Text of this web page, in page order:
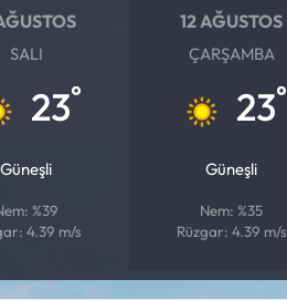
SALI
23°
Güneşli
%39
4.39 m/s
12 AĞUSTOS
ÇARŞAMBA
23°
Güneşli
Nem: %35
Rüzgar: 4.39 m/s